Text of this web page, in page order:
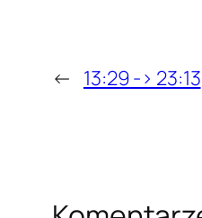
← 13:29 -> 23:13